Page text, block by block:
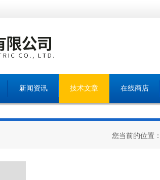
新闻资讯 技术文章 在线商店
您当前的位置：